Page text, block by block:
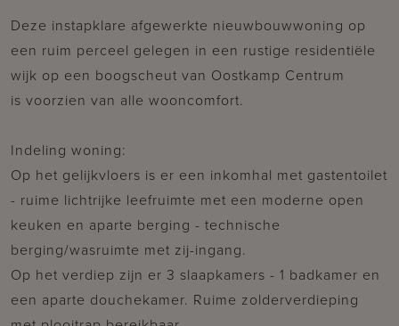
Deze instapklare afgewerkte nieuwbouwwoning op
een ruim perceel gelegen in een rustige residentiële
wijk op een boogscheut van Oostkamp Centrum
is voorzien van alle wooncomfort.
Indeling woning:
Op het gelijkvloers is er een inkomhal met gastentoilet
- ruime lichtrijke leefruimte met een moderne open
keuken en aparte berging - technische
berging/wasruimte met zij-ingang.
Op het verdiep zijn er 3 slaapkamers - 1 badkamer en
een aparte douchekamer. Ruime zolderverdieping